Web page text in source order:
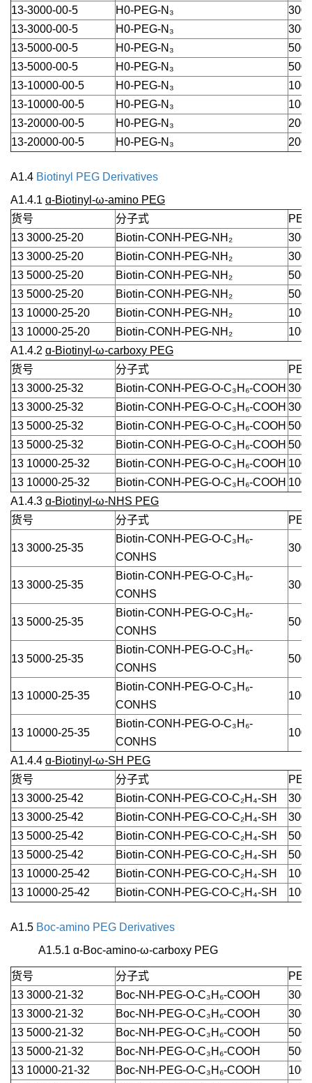
13-3000-00-5 H0-PEG-N₃
13-3000-00-5
H0-PEG-N₃
13-5000-00-5
H0-PEG-N₃
13-5000-00-5
H0-PEG-N₃
13-10000-00-5
H0-PEG-N₃
13-10000-00-5
H0-PEG-N₃
13-20000-00-5
H0-PEG-N₃
13-20000-00-5
H0-PEG-N₃
A1.4 Biotinyl PEG Derivatives
A1.4.1 ɑ-Biotinyl-ω-amino PEG
货号
分子式
13 3000-25-20
Biotin-CONH-PEG-NH₂
13 3000-25-20
Biotin-CONH-PEG-NH₂
13 5000-25-20
Biotin-CONH-PEG-NH₂
13 5000-25-20
Biotin-CONH-PEG-NH₂
13 10000-25-20
Biotin-CONH-PEG-NH₂
13 10000-25-20
Biotin-CONH-PEG-NH₂
A1.4.2 ɑ-Biotinyl-ω-carboxy PEG
货号
分子式
13 3000-25-32
Biotin-CONH-PEG-O-C₃H₆-COOH
13 3000-25-32
Biotin-CONH-PEG-O-C₃H₆-COOH
13 5000-25-32
Biotin-CONH-PEG-O-C₃H₆-COOH
13 5000-25-32
Biotin-CONH-PEG-O-C₃H₆-COOH
13 10000-25-32
Biotin-CONH-PEG-O-C₃H₆-COOH
13 10000-25-32
Biotin-CONH-PEG-O-C₃H₆-COOH
A1.4.3 ɑ-Biotinyl-ω-NHS PEG
货号
分子式
13 3000-25-35
Biotin-CONH-PEG-O-C₃H₆-
CONHS
13 3000-25-35
Biotin-CONH-PEG-O-C₃H₆-
CONHS
13 5000-25-35
Biotin-CONH-PEG-O-C₃H₆-
CONHS
13 5000-25-35
Biotin-CONH-PEG-O-C₃H₆-
CONHS
13 10000-25-35
Biotin-CONH-PEG-O-C₃H₆-
CONHS
13 10000-25-35
Biotin-CONH-PEG-O-C₃H₆-
CONHS
A1.4.4 ɑ-Biotinyl-ω-SH PEG
货号
分子式
13 3000-25-42
Biotin-CONH-PEG-CO-C₂H₄-SH
13 3000-25-42
Biotin-CONH-PEG-CO-C₂H₄-SH
13 5000-25-42
Biotin-CONH-PEG-CO-C₂H₄-SH
13 5000-25-42
Biotin-CONH-PEG-CO-C₂H₄-SH
13 10000-25-42
Biotin-CONH-PEG-CO-C₂H₄-SH
13 10000-25-42
Biotin-CONH-PEG-CO-C₂H₄-SH
A1.5 Boc-amino PEG Derivatives
A1.5.1 ɑ-Boc-amino-ω-carboxy PEG
货号 分子式
13 3000-21-32
Boc-NH-PEG-O-C₃H₆-COOH
13 3000-21-32
Boc-NH-PEG-O-C₃H₆-COOH
13 5000-21-32
Boc-NH-PEG-O-C₃H₆-COOH
13 5000-21-32
Boc-NH-PEG-O-C₃H₆-COOH
13 10000-21-32
Boc-NH-PEG-O-C₃H₆-COOH